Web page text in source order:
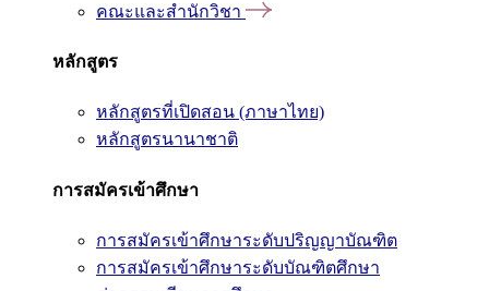
คณะและสำนักวิชา
หลักสูตร
หลักสูตรที่เปิดสอน (ภาษาไทย)
หลักสูตรนานาชาติ
การสมัครเข้าศึกษา
การสมัครเข้าศึกษาระดับปริญญาบัณฑิต
การสมัครเข้าศึกษาระดับบัณฑิตศึกษา